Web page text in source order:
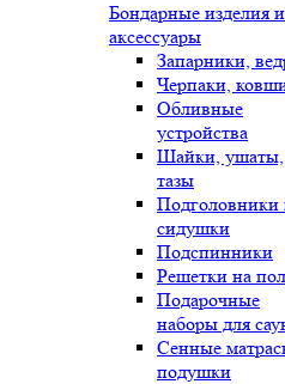
Бондарные изделия и
аксессуары
Запарники,
Черпаки,
Обливные
устройства
Шайки, ушаты,
тазы
Подголовники
сидушки
Подспинники
Решетки на пол
Подарочные
наборы для
Сенные
подушки